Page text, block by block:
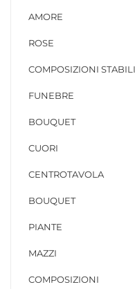
AMORE
ROSE
COMPOSIZIONI
FUNEBRE
BOUQUET
CUORI
CENTROTAVOLA
BOUQUET
PIANTE
MAZZI
COMPOSIZIONI